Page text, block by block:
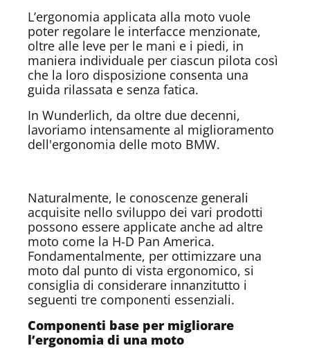
L’ergonomia applicata alla moto vuole
poter regolare le interfacce menzionate,
oltre alle leve per le mani e i piedi, in
maniera individuale per ciascun pilota così
che la loro disposizione consenta una
guida rilassata e senza fatica.
In Wunderlich, da oltre due decenni,
lavoriamo intensamente al miglioramento
dell'ergonomia delle moto BMW.
Naturalmente, le conoscenze generali
acquisite nello sviluppo dei vari prodotti
possono essere applicate anche ad altre
moto come la H-D Pan America.
Fondamentalmente, per ottimizzare una
moto dal punto di vista ergonomico, si
consiglia di considerare innanzitutto i
seguenti tre componenti essenziali.
Componenti base per migliorare
l’ergonomia di una moto